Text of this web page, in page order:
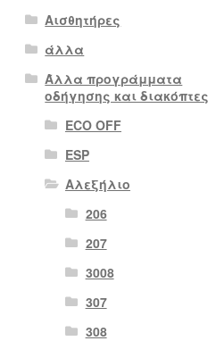
Αισθητήρες
άλλα
Άλλα προγράμματα
οδήγησης και διακόπτες
ECO OFF
ESP
Αλεξήλιο
206
207
3008
307
308